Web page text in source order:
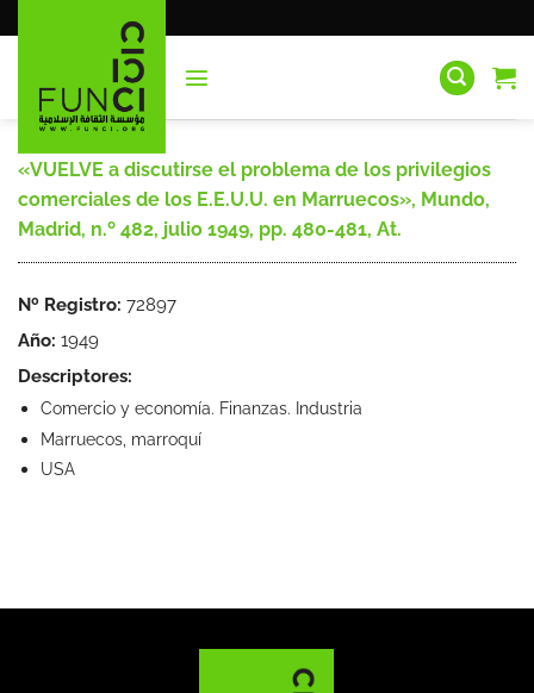
al
«VUELVE a discutirse el problema de los privilegios
comerciales de los E.E.U.U. en Marruecos», Mundo,
Madrid, n.º 482, julio 1949, pp. 480-481, At.
Nº Registro: 72897
Año: 1949
Descriptores:
Comercio y economía. Finanzas. Industria
Marruecos, marroquí
USA